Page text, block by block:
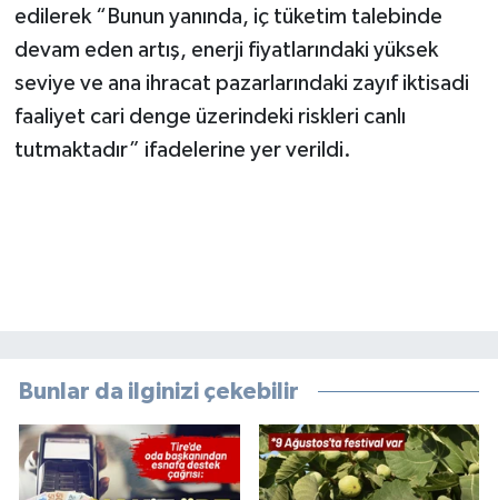
edilerek “Bunun yanında, iç tüketim talebinde
devam eden artış, enerji fiyatlarındaki yüksek
seviye ve ana ihracat pazarlarındaki zayıf iktisadi
faaliyet cari denge üzerindeki riskleri canlı
tutmaktadır” ifadelerine yer verildi.
Bunlar da ilginizi çekebilir